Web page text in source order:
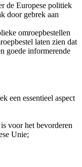
de Europese politiek
door gebrek aan
omroepbestellen
laten zien dat
goede informerende
een essentieel aspect
voor het bevorderen
Unie;